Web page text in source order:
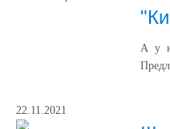
А у
22.11.2021